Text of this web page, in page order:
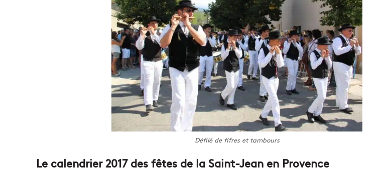
Défilé de fifres et tambours
Le calendrier 2017 des fêtes de la Saint-Jean en Provence